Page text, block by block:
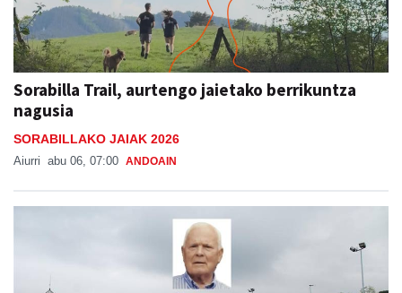
Sorabilla Trail, aurtengo jaietako berrikuntza
nagusia
SORABILLAKO JAIAK 2026
Aiurri abu 06, 07:00 ANDOAIN